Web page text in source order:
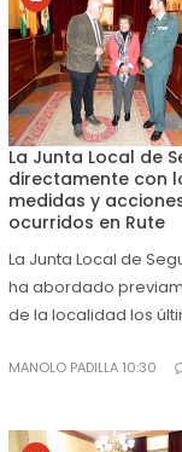
La Junta Local de
directamente con
medidas y
ocurridos en Rute
La Junta Local de
ha abordado
de la localidad los
MANOLO PADILLA 10:30